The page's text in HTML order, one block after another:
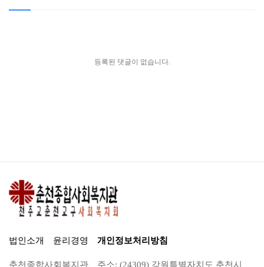
등록된 댓글이 없습니다.
법인소개 윤리경영 개인정보처리방침
춘천종합사회복지관 주소: (24309) 강원특별자치도 춘천시